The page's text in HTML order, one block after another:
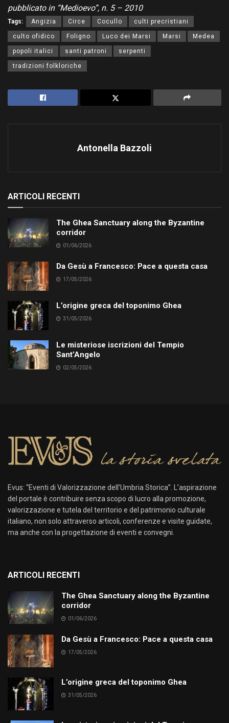
pubblicato in “Medioevo”, n. 5 – 2010
Tags: Angizia Circe Cocullo culti precristiani
culto ofidico Foligno Luco dei Marsi Marsi Medea
popoli italici santi patroni serpenti
tradizioni folkloriche
Antonella Bazzoli
ARTICOLI RECENTI
The Ghea Sanctuary along the Byzantine
corridor
01/06/2026
Da Gesù a Francesco: Pace a questa casa
17/05/2026
L’origine greca del toponimo Ghea
31/05/2026
Le misteriose iscrizioni del Tempio
Sant’Angelo
02/05/2026
Evus: “Eventi di Valorizzazione dell’Umbria Storica”. L’aspirazione
del portale è contribuire senza scopo di lucro alla promozione,
valorizzazione e tutela del territorio e del patrimonio culturale
italiano, non solo attraverso articoli, conferenze e visite guidate,
ma anche con la progettazione di eventi e convegni.
ARTICOLI RECENTI
The Ghea Sanctuary along the Byzantine
corridor
01/06/2026
Da Gesù a Francesco: Pace a questa casa
17/05/2026
L’origine greca del toponimo Ghea
31/05/2026